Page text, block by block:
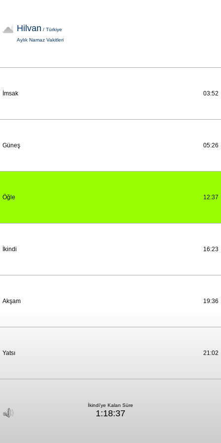
Hilvan / Türkiye
Aylık Namaz Vakitleri
İmsak 03:52
Güneş 05:26
Öğle 12:37
İkindi 16:23
Akşam 19:36
Yatsı 21:02
İkindi'ye Kalan Süre
1:18:37